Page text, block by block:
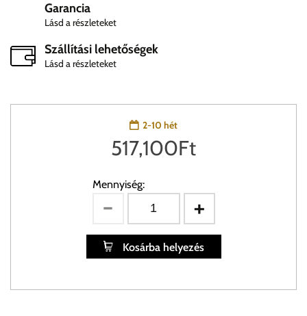
Garancia
Lásd a részleteket
Szállítási lehetőségek
Lásd a részleteket
2-10 hét
517,100Ft
Mennyiség:
Kosárba helyezés